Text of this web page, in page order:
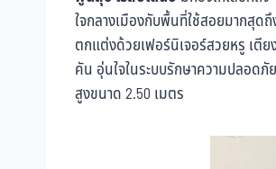
ใจกลางเมืองกับพื้นที่ใช้สอยมากสุด
ตกแต่งด้วยเฟอร์นิเจอร์สวยหรู เตี
คัน อุ่นใจในระบบรักษาความปลอด
สูงขนาด 2.50 เมตร